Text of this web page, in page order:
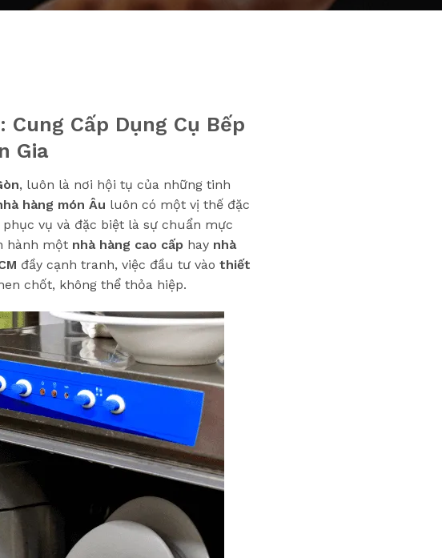
Cấp Dụng Cụ Bếp
Gia
, luôn là nơi hội tụ của những tinh
hàng món Âu luôn có một vị thế đặc
vụ và đặc biệt là sự chuẩn mực
hành một nhà hàng cao cấp hay nhà
đầy cạnh tranh, việc đầu tư vào thiết
chốt, không thể thỏa hiệp.